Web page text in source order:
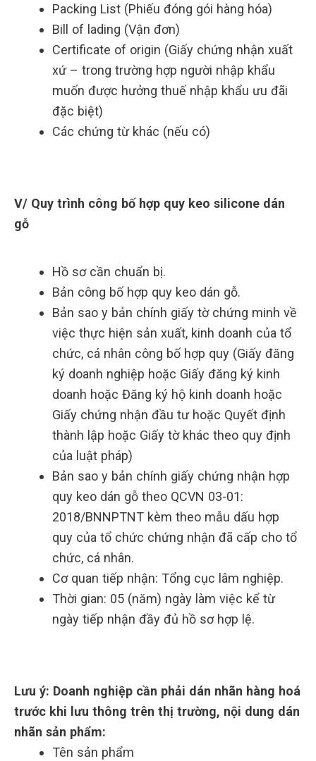
Packing List (Phiếu đóng gói hàng hóa)
Bill of lading (Vận đơn)
Certificate of origin (Giấy chứng nhận xuất
xứ – trong trường hợp người nhập khẩu
muốn được hưởng thuế nhập khẩu ưu đãi
đặc biệt)
Các chứng từ khác (nếu có)
V/ Quy trình công bố hợp quy keo silicone dán
gỗ
Hồ sơ cần chuẩn bị.
Bản công bố hợp quy keo dán gỗ.
Bản sao y bản chính giấy tờ chứng minh về
việc thực hiện sản xuất, kinh doanh của tổ
chức, cá nhân công bố hợp quy (Giấy đăng
ký doanh nghiệp hoặc Giấy đăng ký kinh
doanh hoặc Đăng ký hộ kinh doanh hoặc
Giấy chứng nhận đầu tư hoặc Quyết định
thành lập hoặc Giấy tờ khác theo quy định
của luật pháp)
Bản sao y bản chính giấy chứng nhận hợp
quy keo dán gỗ theo QCVN 03-01:
2018/BNNPTNT kèm theo mẫu dấu hợp
quy của tổ chức chứng nhận đã cấp cho tổ
chức, cá nhân.
Cơ quan tiếp nhận: Tổng cục lâm nghiệp.
Thời gian: 05 (năm) ngày làm việc kể từ
ngày tiếp nhận đầy đủ hồ sơ hợp lệ.
Lưu ý: Doanh nghiệp cần phải dán nhãn hàng hoá
trước khi lưu thông trên thị trường, nội dung dán
nhãn sản phẩm:
Tên sản phẩm